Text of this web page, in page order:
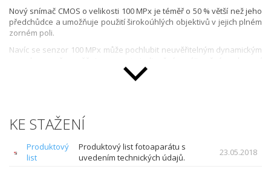
Nový snímač CMOS o velikosti 100 MPx je téměř o 50 % větší než jeho
předchůdce a umožňuje použití širokoúhlých objektivů v jejich plném
zorném poli.
Navíc se senzor 100 MPx může pochlubit neuvěřitelným dynamickým
detailů - od nejhlubších stínů až po nejjasnější světla.
pracovat i s obrovskými soubory rychle a jednoduše.
KVALITA OBRAZU
Špičková optika v kombinaci s bezkonkurenčním zpracováním
snímku poskytují opravdu nejvyšší kvalitu fotografií.
KE STAŽENÍ
Produktový
list
Produktový list fotoaparátu s
uvedením technických údajů.
23.05.2018